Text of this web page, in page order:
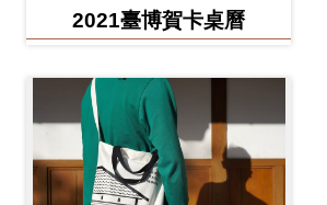
2021臺博賀卡桌曆